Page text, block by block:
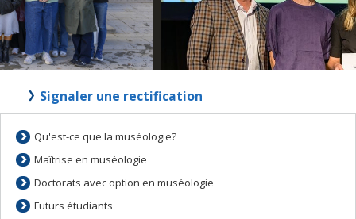
Signaler une rectification
Qu'est-ce que la muséologie?
Maîtrise en muséologie
Doctorats avec option en muséologie
Futurs étudiants